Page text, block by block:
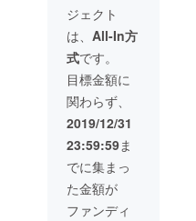
※山口
県、福
岡県、
広島県
西部、
島根県
西部で
のみご
使用い
ただけ
ます。
ジェクト
は、 All-In方
式です。
目標金額に
関わらず、
2019/12/31
23:59:59ま
でに集まっ
た金額が
ファンディ